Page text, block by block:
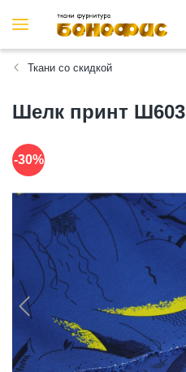
Ткани со скидкой
Шелк принт Ш603
-30%